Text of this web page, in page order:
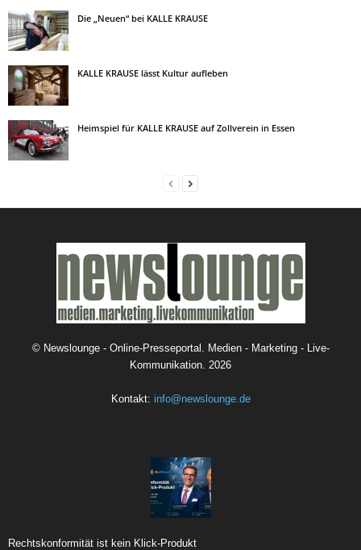
Die „Neuen“ bei KALLE KRAUSE
KALLE KRAUSE lässt Kultur aufleben
Heimspiel für KALLE KRAUSE auf Zollverein in Essen
© Newslounge - Online-Presseportal. Medien - Marketing - Live-
Kommunikation. 2026
Kontakt: info@newslounge.de
Rechtskonformität ist kein Klick-Produkt